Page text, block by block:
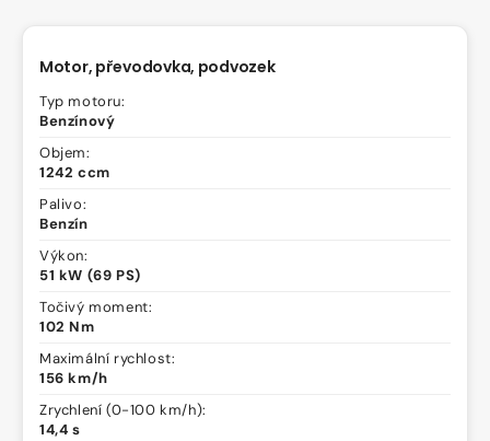
Motor, převodovka, podvozek
Typ motoru:
Benzínový
Objem:
1242 ccm
Palivo:
Benzín
Výkon:
51 kW (69 PS)
Točivý moment:
102 Nm
Maximální rychlost:
156 km/h
Zrychlení (0-100 km/h):
14,4 s